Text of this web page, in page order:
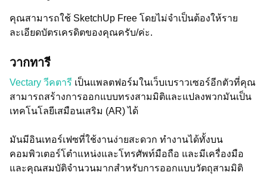
คุณสามารถใช้ SketchUp Free โดยไม่จำเป็นต้องให้ราย
ละเอียดบัตรเครดิตของคุณครับ/ค่ะ.
วากทารี
Vectary วีคตารี เป็นแพลตฟอร์มในเว็บเบราวเซอร์อีกตัวที่คุณ
สามารถสร้างการออกแบบทรงสามมิติและแปลงพวกมันเป็น
เทคโนโลยีเสมือนเสริม (AR) ได้
มันมีอินเทอร์เฟซที่ใช้งานง่ายสะดวก ทำงานได้ทั้งบน
คอมพิวเตอร์โตําแหน่งและโทรศัพท์มือถือ และมีเครื่องมือ
และคุณสมบัติจำนวนมากสําหรับการออกแบบวัตถุสามมิติ